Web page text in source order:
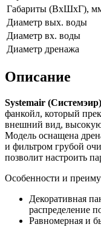
Габариты (ВxШxГ),
Диаметр вых. воды
Диаметр вх. воды
Диаметр дренажа
Описание
Systemair (Системэир)
фанкойл, который
внешний вид, высокую
Модель оснащена
и фильтром грубой
позволит настроить
Особенности и
Декоративная
распределение
Равномерная и